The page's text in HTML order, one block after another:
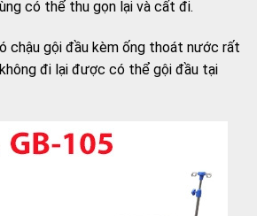
có thể thu gọn lại và cất đi.
chậu gội đầu kèm ống thoát nước rất
đi lại được có thể gội đầu tại